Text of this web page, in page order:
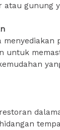
atau gunung
menyediakan
untuk